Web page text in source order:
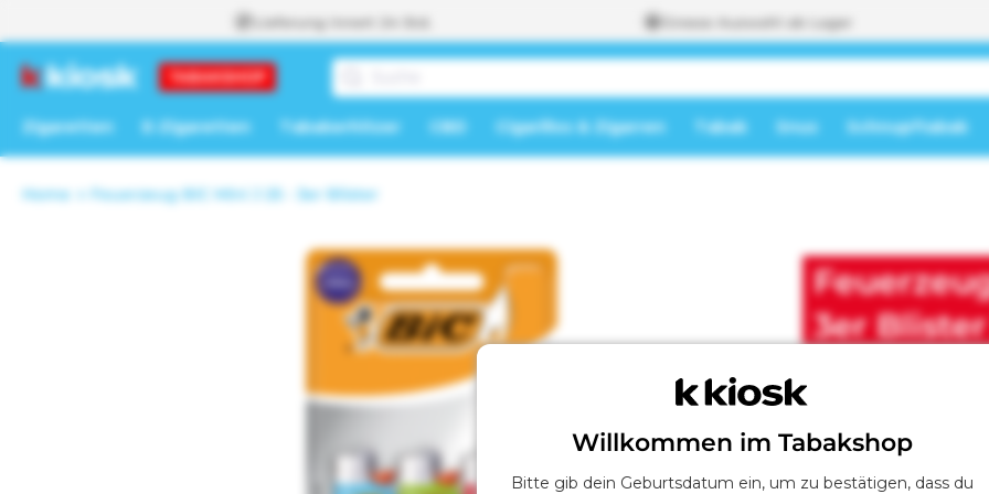
Inhalt
Lieferung innert 24 Std. Grosse Auswahl ab Lager
Zigaretten E-Zigaretten Tabakerhitzer CBD Cigarillos & Zigarren Tabak Snus Schnupftabak
W
a
n
Home Feuerzeug BiC Mini J 25 - 3er Blister
Willkommen im Tabakshop
Bitte gib dein Geburtsdatum ein, um zu bestätigen, dass du
3er Blister